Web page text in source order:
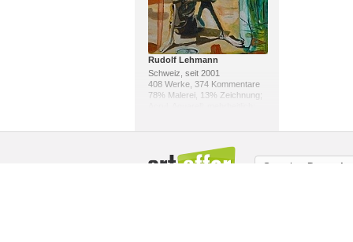
Rudolf Lehmann
Schweiz, seit 2001
408 Werke, 374 Kommentare
78% Malerei, 13% Zeichnung;
-Mitgliedschaft:
Sprache: Deutsch